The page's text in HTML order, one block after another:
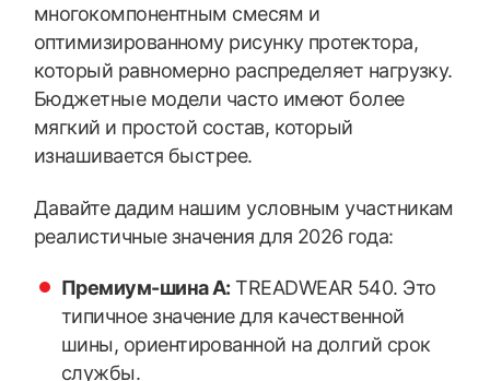
многокомпонентным смесям и
оптимизированному рисунку протектора,
который равномерно распределяет нагрузку.
Бюджетные модели часто имеют более
мягкий и простой состав, который
изнашивается быстрее.
Давайте дадим нашим условным участникам
реалистичные значения для 2026 года:
Премиум-шина А: TREADWEAR 540. Это
типичное значение для качественной
шины, ориентированной на долгий срок
службы.